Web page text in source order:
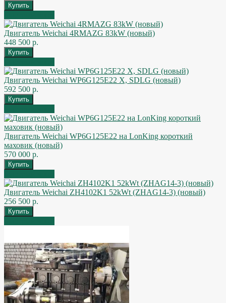
Двигатель Weichai 4RMAZG 83kW (новый)
448 500 р.
Двигатель Weichai WP6G125E22 X, SDLG (новый)
592 500 р.
Двигатель Weichai WP6G125E22 на LonKing короткий
маховик (новый)
570 000 р.
Двигатель Weichai ZH4102K1 52kWt (ZHAG14-3) (новый)
256 500 р.